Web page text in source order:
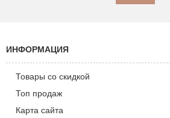
ИНФОРМАЦИЯ
Товары со скидкой
Топ продаж
Карта сайта